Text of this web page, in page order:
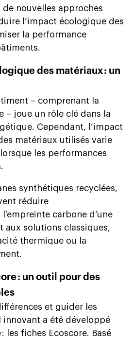
de nouvelles approches
l’impact écologique des
la performance
des matériaux : un
– comprenant la
– joue un rôle clé dans la
Cependant, l’impact
matériaux utilisés varie
les performances
synthétiques recyclées,
réduire
carbone d’une
aux solutions classiques,
thermique ou la
: un outil pour des
et guider les
innovant a été développé
les fiches Ecoscore. Basé